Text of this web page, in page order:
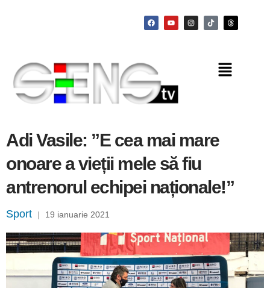
Adi Vasile: ”E cea mai mare
onoare a vieții mele să fiu
antrenorul echipei naționale!”
Sport | 19 ianuarie 2021